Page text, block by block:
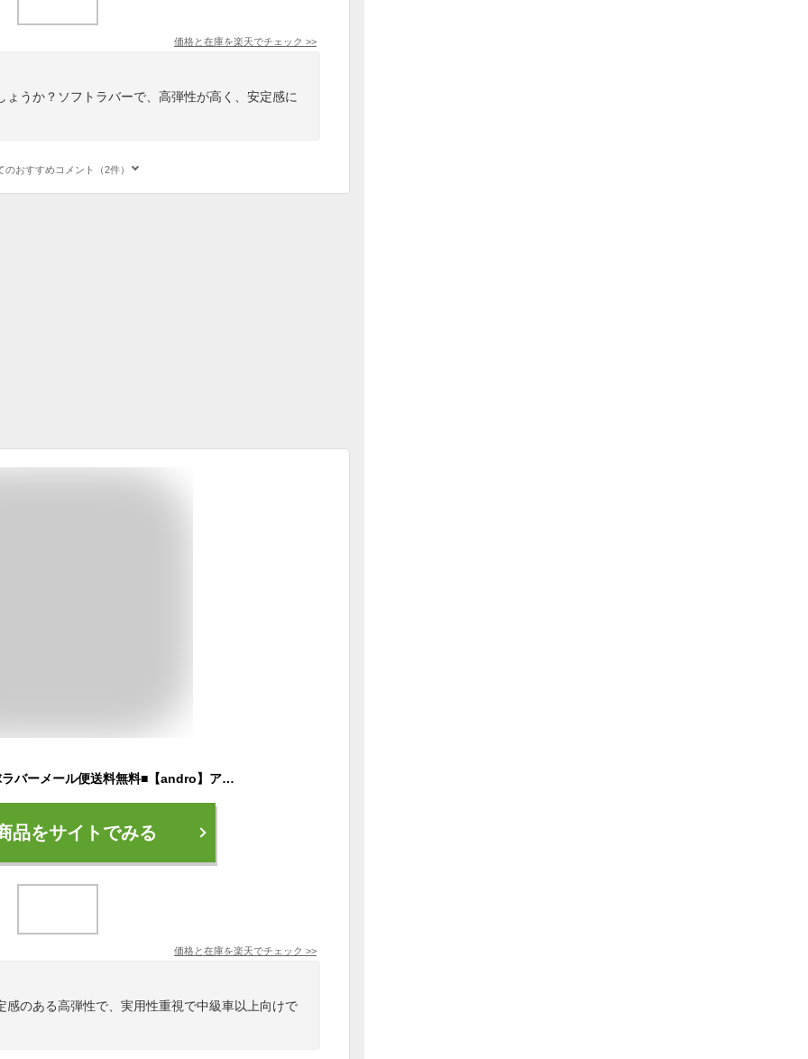
価格と在庫を楽天でチェック >>
うか？ソフトラバーで、高弾性が高く、安定感に
のおすすめコメント（2件）
★即納/あす楽★■卓球ラバーメール便送料無料■【andro】アンドロ 110021093 ラザンター R45 高次元の回転力と抜群の安定性を兼備。【卓球用品】卓球/ラバー[裏ソフトラバー/テンション系/高弾性/回転系]【RCP】
品をサイトでみる
価格と在庫を楽天でチェック >>
感のある高弾性で、実用性重視で中級車以上向けで